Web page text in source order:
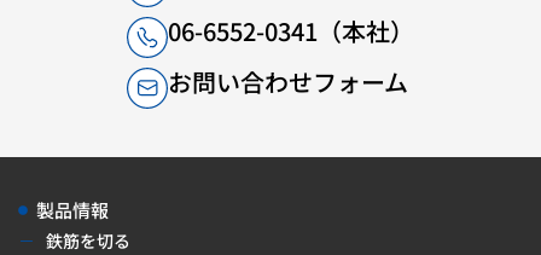
06-6552-0341（本社）
お問い合わせフォーム
製品情報
鉄筋を切る